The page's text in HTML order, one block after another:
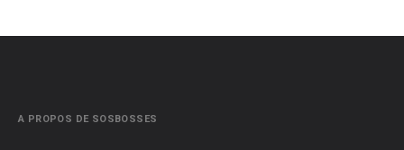
A PROPOS DE SOSBOSSES